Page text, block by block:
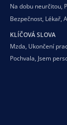
Na dobu neurčitou,
Bezpečnost, Lékař,
KLÍČOVÁ SLOVA
Mzda, Ukončení
Pochvala, Jsem